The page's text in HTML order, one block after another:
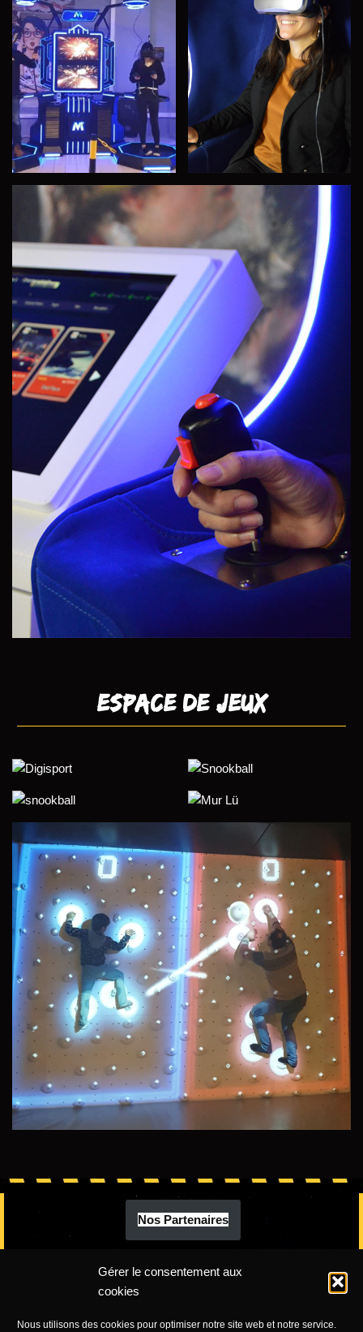
Gérer le consentement aux
cookies
Nous utilisons des cookies pour optimiser notre site web et notre service.
Espace de Jeux
Nos Partenaires